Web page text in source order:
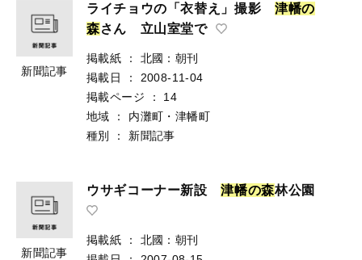
新聞記事
ライチョウの「衣替え」撮影 津幡の
森さん 立山室堂で
掲載紙 ：
北國：朝刊
掲載日
：
2008-11-04
掲載ページ
：
14
地域
：
内灘町・津幡町
種別
： 新聞記事
新聞記事
ウサギコーナー新設津幡の森林公園
掲載紙 ：
北國：朝刊